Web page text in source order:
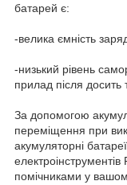
батарей є:
-велика ємність
-низький рівень
прилад після досить
За допомогою
переміщення при
акумуляторні
помічниками у